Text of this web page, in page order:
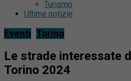
Turismo
Ultime notizie
Eventi Torino
Le strade interessate
Torino 2024